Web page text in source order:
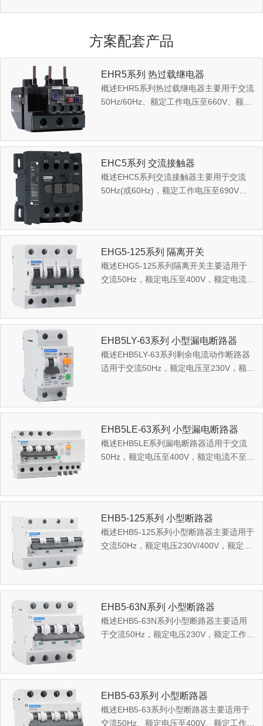
方案配套产品
EHR5系列 热过载继电器
概述EHR5系列热过载继电器主要用于交流
50Hz/60Hz、额定工作电压至660V、额定
EHC5系列 交流接触器
概述EHC5系列交流接触器主要用于交流
50Hz(或60Hz)，额定工作电压至690V，
EHG5-125系列 隔离开关
概述EHG5-125系列隔离开关主要适用于
交流50Hz，额定电压至400V，额定电流至
EHB5LY-63系列 小型漏电断路器
概述EHB5LY-63系列剩余电流动作断路器
适用于交流50Hz，额定电压至230V，额定
EHB5LE-63系列 小型漏电断路器
概述EHB5LE系列漏电断路器适用于交流
50Hz，额定电压至400V，额定电流不至
EHB5-125系列 小型断路器
概述EHB5-125系列小型断路器主要适用于
交流50Hz，额定电压230V/400V，额定工
EHB5-63N系列 小型断路器
概述EHB5-63N系列小型断路器主要适用
于交流50Hz，额定电压230V，额定工作电
EHB5-63系列 小型断路器
概述EHB5-63系列小型断路器主要适用于
交流50Hz、额定电压至400V、额定工作电